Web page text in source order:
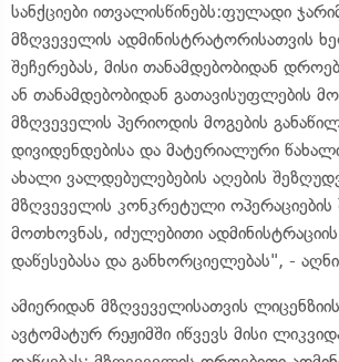
სანქციები ითვალისწინებს:ფულადი
მზღვეველის ადმინისტრატორისათვის
შეჩერებას, მისი თანამდებობიდან
ან თანამდებობიდან გათავისუფლების
მზღვეველის პერიოდის მოგების
დივიდენდებისა და მატერიალური
ახალი ვალდებულებების აღების
მზღვეველის კონკრეტული ოპერაციების
მოთხოვნას, იძულებითი ადმინისტრაციის
დაწესებასა და განხორციელებას", -
ამიერიდან მზღვეველისათვის
ავტომატურ რეჟიმში იწვევს მისი